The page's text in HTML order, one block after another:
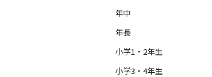
年中
年長
小学1・2年生
小学3・4年生